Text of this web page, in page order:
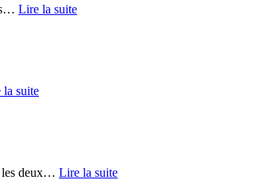
… Lire la suite
la suite
deux… Lire la suite